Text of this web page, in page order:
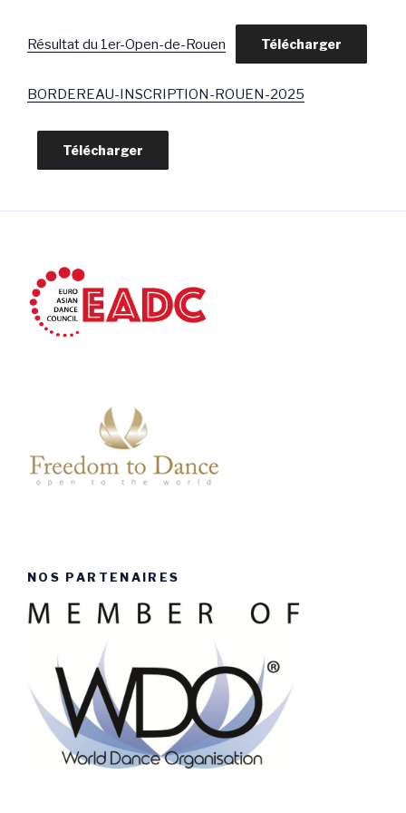
Résultat du 1er-Open-de-Rouen Télécharger
BORDEREAU-INSCRIPTION-ROUEN-2025
Télécharger
NOS PARTENAIRES